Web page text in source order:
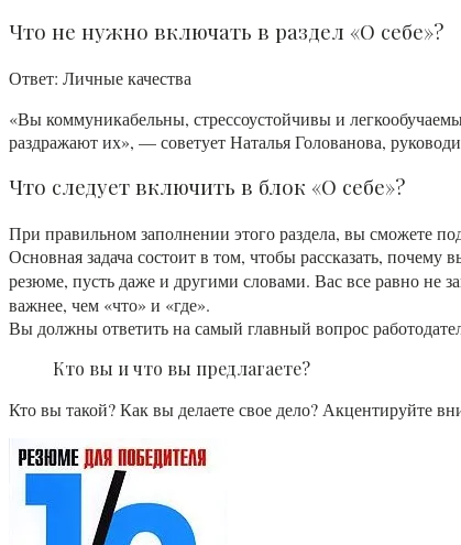
Что не нужно включать в раздел «О себе»?
Ответ: Личные качества
«Вы коммуникабельны, стрессоустойчивы и
раздражают их», — советует Наталья Голованова,
Что следует включить в блок «О себе»?
При правильном заполнении этого раздела, вы сможете
Основная задача состоит в том, чтобы рассказать,
резюме, пусть даже и другими словами. Вас все равно не
важнее, чем «что» и «где».
Вы должны ответить на самый главный вопрос
Кто вы и что вы предлагаете?
Кто вы такой? Как вы делаете свое дело? Акцентируйте